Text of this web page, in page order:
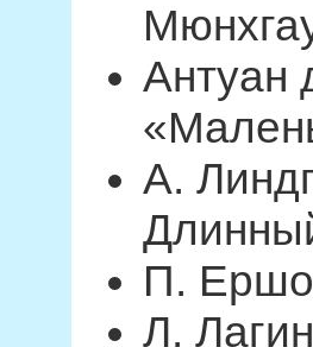
Антуан
А.
П.
Л.